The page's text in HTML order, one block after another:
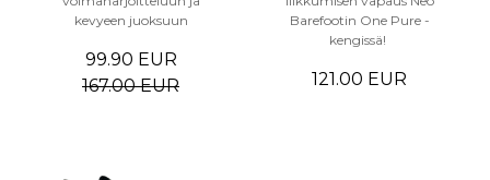
kevyeen juoksuun
99.90 EUR
167.00 EUR
Barefootin One Pure -
kengissä!
121.00 EUR